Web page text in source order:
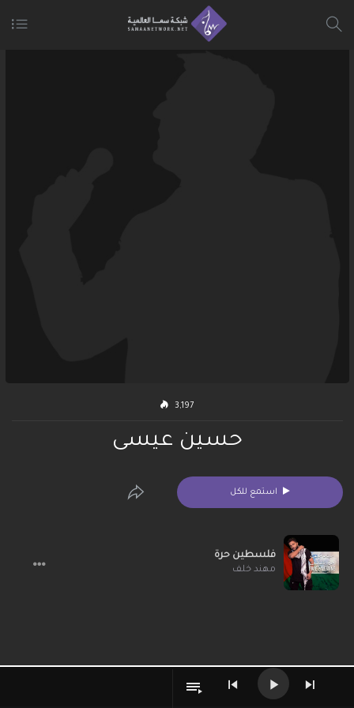
3,197
حسين عيسى
استمع للكل
فلسطين حرة
مهند خلف